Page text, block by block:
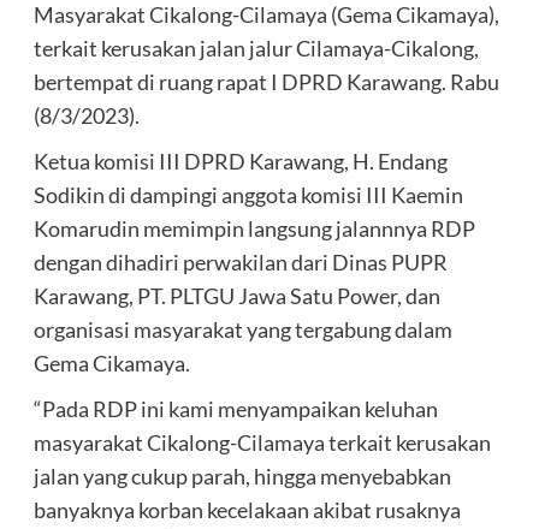
Masyarakat Cikalong-Cilamaya (Gema Cikamaya),
terkait kerusakan jalan jalur Cilamaya-Cikalong,
bertempat di ruang rapat I DPRD Karawang. Rabu
(8/3/2023).
Ketua komisi III DPRD Karawang, H. Endang
Sodikin di dampingi anggota komisi III Kaemin
Komarudin memimpin langsung jalannnya RDP
dengan dihadiri perwakilan dari Dinas PUPR
Karawang, PT. PLTGU Jawa Satu Power, dan
organisasi masyarakat yang tergabung dalam
Gema Cikamaya.
“Pada RDP ini kami menyampaikan keluhan
masyarakat Cikalong-Cilamaya terkait kerusakan
jalan yang cukup parah, hingga menyebabkan
banyaknya korban kecelakaan akibat rusaknya